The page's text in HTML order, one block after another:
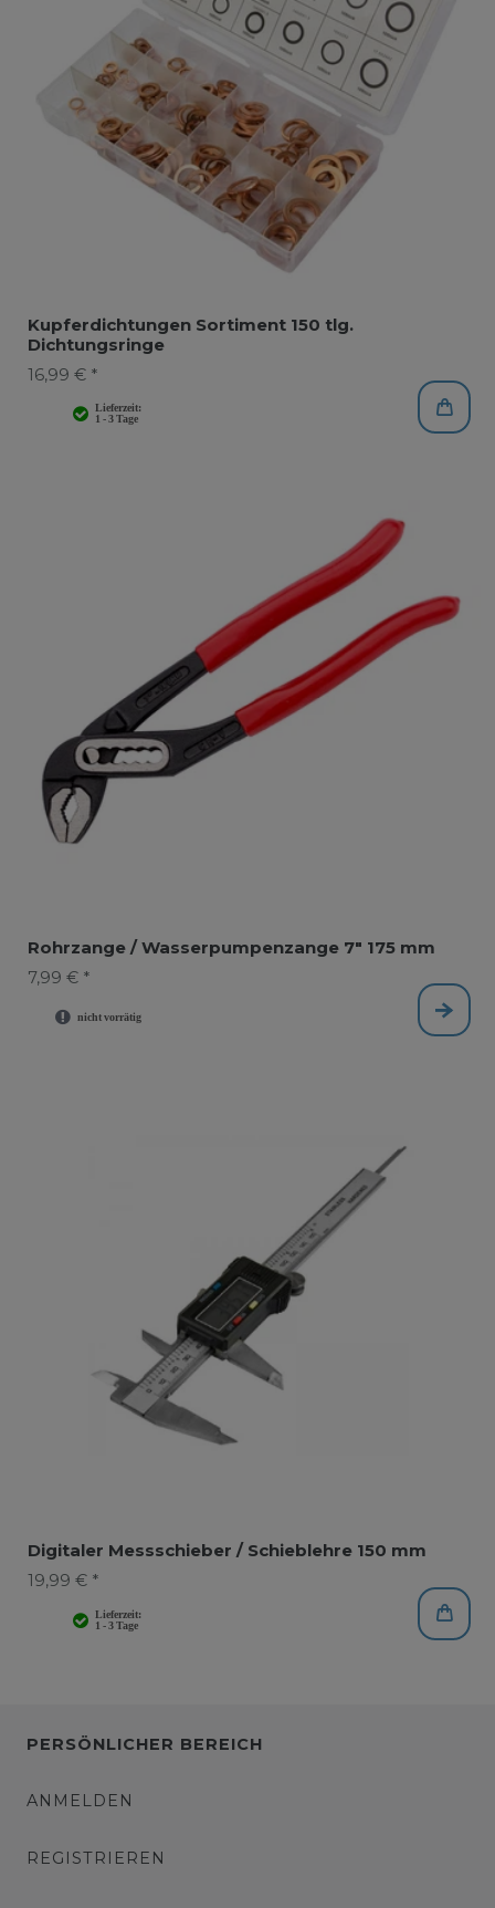
Kupferdichtungen Sortiment 150 tlg.
Dichtungsringe
16,99 € *
Rohrzange / Wasserpumpenzange 7" 175 mm
7,99 € *
Digitaler Messschieber / Schieblehre 150 mm
19,99 € *
PERSÖNLICHER BEREICH
ANMELDEN
REGISTRIEREN